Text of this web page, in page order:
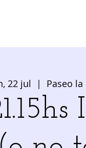
22 jul
  |
Paseo la